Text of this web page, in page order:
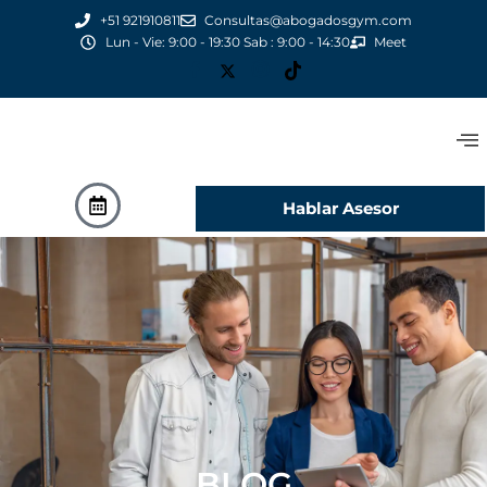
+51 921910811
Consultas@abogadosgym.com
Lun - Vie: 9:00 - 19:30 Sab : 9:00 - 14:30
Meet
Hablar Asesor